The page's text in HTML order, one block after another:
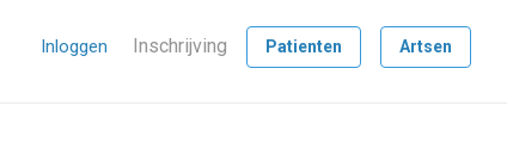
Inloggen Inschrijving Patienten Artsen